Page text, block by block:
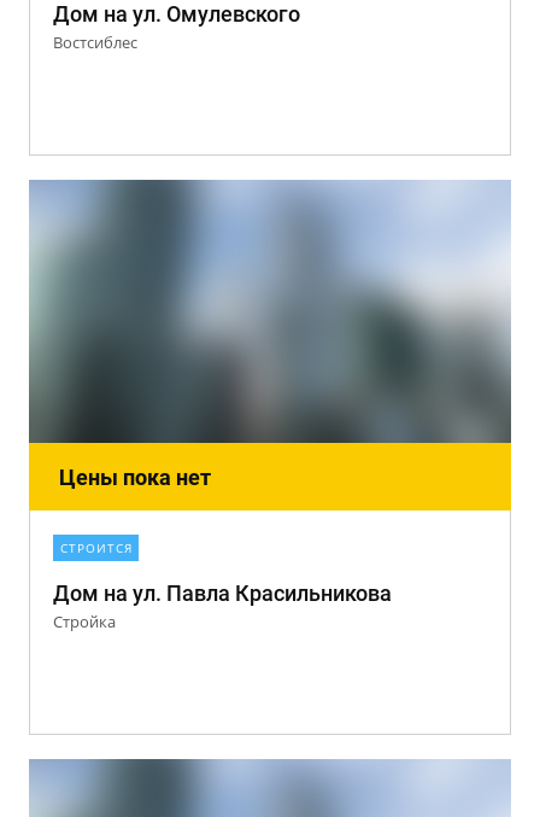
Дом на ул. Омулевского
Востсиблес
Цены пока нет
СТРОИТСЯ
Дом на ул. Павла Красильникова
Стройка